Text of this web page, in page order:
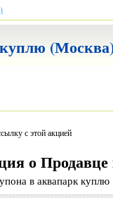
с этой акцией
о Продавце
в аквапарк куплю